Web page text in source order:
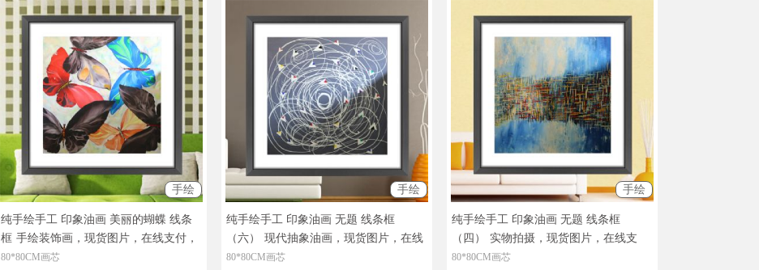
手绘
纯手绘手工 印象油画 美丽的蝴蝶 线条
框 手绘装饰画，现货图片，在线支付，
全国免邮
80*80CM画芯
手绘
纯手绘手工 印象油画 无题 线条框
（六）
现代抽象油画，现货图片，在线
支付，全国免邮
80*80CM画芯
手绘
纯手绘手工 印象油画 无题 线条框
（四）
实物拍摄，现货图片，在线支
付，全国免邮
80*80CM画芯